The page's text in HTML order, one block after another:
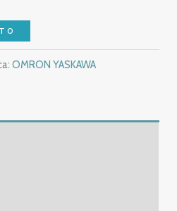
OMRON YASKAWA